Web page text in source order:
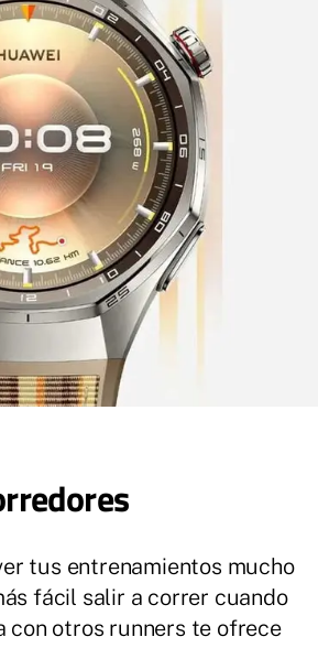
tus entrenamientos mucho
fácil salir a correr cuando
con otros runners te ofrece